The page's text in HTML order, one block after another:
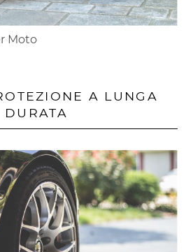
Moto
A LUNGA
DURATA